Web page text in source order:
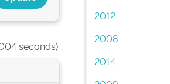
seconds).
2012
2008
2014